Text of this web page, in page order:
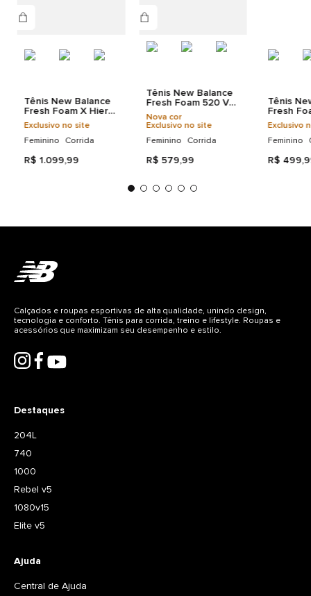
Tecnologias
Tênis New Balance
Fresh Foam X Hierro
V9 Feminino
Exclusivo no site
Feminino Corrida
R$ 1.099,99
Tênis New Balance
Fresh Foam 520 V9
Feminino
Nova cor
Exclusivo no site
Feminino Corrida
R$ 579,99
Tênis
Fresh
Feminino
Exclusivo
Feminino
R$ 499,
Destaques
204L
740
1000
Rebel v5
1080v15
Elite v5
Ajuda
Central de Ajuda
Calçados e roupas esportivas de alta qualidade, unindo design,
tecnologia e conforto. Tênis para corrida, treino e lifestyle. Roupas e
acessórios que maximizam seu desempenho e estilo.